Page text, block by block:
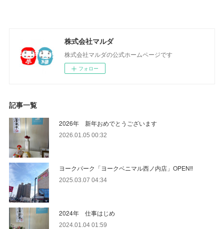
株式会社マルダ
株式会社マルダの公式ホームページです
フォロー
記事一覧
2026年 新年おめでとうございます
2026.01.05 00:32
ヨークパーク「ヨークベニマル西ノ内店」OPEN‼
2025.03.07 04:34
2024年 仕事はじめ
2024.01.04 01:59